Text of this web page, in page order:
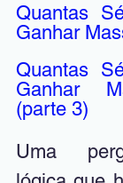
Quantas
Ganhar
Quantas
Ganhar
(parte 3)
Uma